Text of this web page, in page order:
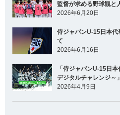
監督が求める野球観と
2026年6月20日
侍ジャパンU-15日本
て
2026年6月16日
「侍ジャパンU-15日
デジタルチャレンジ～
2026年4月9日